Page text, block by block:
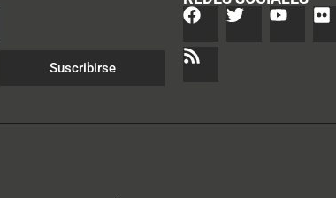
Suscribirse